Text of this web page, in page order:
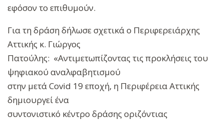
εφόσον το επιθυμούν.
Για τη δράση δήλωσε σχετικά ο Περιφερειάρχης
Αττικής κ. Γιώργος
Πατούλης: «Αντιμετωπίζοντας τις προκλήσεις του
ψηφιακού αναλφαβητισμού
στην μετά Covid 19 εποχή, η Περιφέρεια Αττικής
δημιουργεί ένα
συντονιστικό κέντρο δράσης οριζόντιας